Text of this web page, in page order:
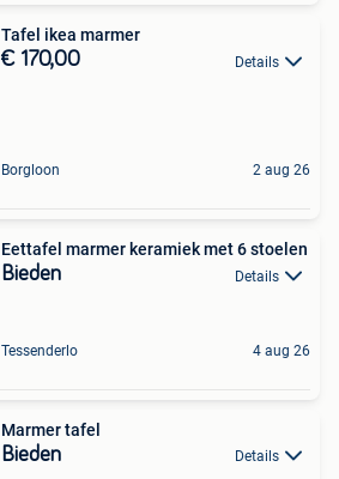
Tafel ikea marmer
€ 170,00 Details
Borgloon 2 aug 26
Eettafel marmer keramiek met 6 stoelen
Bieden Details
Tessenderlo 4 aug 26
Marmer tafel
Bieden Details